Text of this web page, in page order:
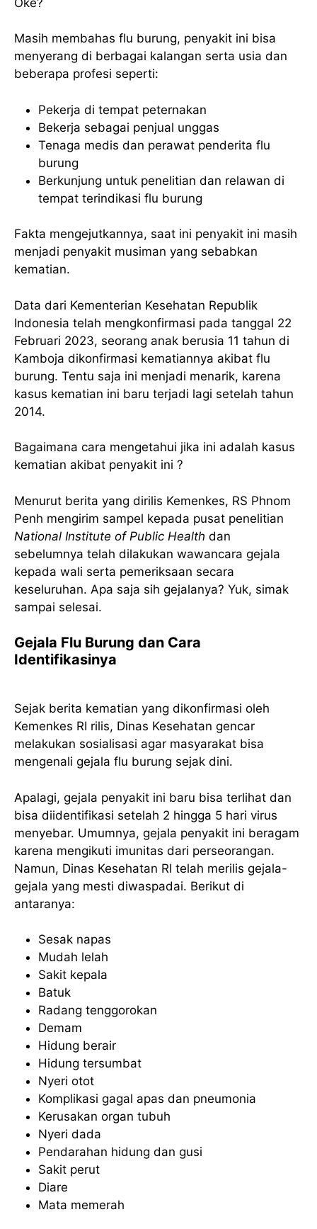
Masih membahas flu burung, penyakit ini bisa
menyerang di berbagai kalangan serta usia dan
beberapa profesi seperti:
Pekerja di tempat peternakan
Bekerja sebagai penjual unggas
Tenaga medis dan perawat penderita flu
burung
Berkunjung untuk penelitian dan relawan di
tempat terindikasi flu burung
Fakta mengejutkannya, saat ini penyakit ini masih
menjadi penyakit musiman yang sebabkan
kematian.
Data dari Kementerian Kesehatan Republik
Indonesia telah mengkonfirmasi pada tanggal 22
Februari 2023, seorang anak berusia 11 tahun di
Kamboja dikonfirmasi kematiannya akibat flu
burung. Tentu saja ini menjadi menarik, karena
kasus kematian ini baru terjadi lagi setelah tahun
2014.
Bagaimana cara mengetahui jika ini adalah kasus
kematian akibat penyakit ini ?
Menurut berita yang dirilis Kemenkes, RS Phnom
Penh mengirim sampel kepada pusat penelitian
National Institute of Public Health dan
sebelumnya telah dilakukan wawancara gejala
kepada wali serta pemeriksaan secara
keseluruhan. Apa saja sih gejalanya? Yuk, simak
sampai selesai.
Gejala Flu Burung dan Cara
Identifikasinya
Sejak berita kematian yang dikonfirmasi oleh
Kemenkes RI rilis, Dinas Kesehatan gencar
melakukan sosialisasi agar masyarakat bisa
mengenali gejala flu burung sejak dini.
Apalagi, gejala penyakit ini baru bisa terlihat dan
bisa diidentifikasi setelah 2 hingga 5 hari virus
menyebar. Umumnya, gejala penyakit ini beragam
karena mengikuti imunitas dari perseorangan.
Namun, Dinas Kesehatan RI telah merilis gejala-
gejala yang mesti diwaspadai. Berikut di
antaranya:
Sesak napas
Mudah lelah
Sakit kepala
Batuk
Radang tenggorokan
Demam
Hidung berair
Hidung tersumbat
Nyeri otot
Komplikasi gagal apas dan pneumonia
Kerusakan organ tubuh
Nyeri dada
Pendarahan hidung dan gusi
Sakit perut
Diare
Mata memerah